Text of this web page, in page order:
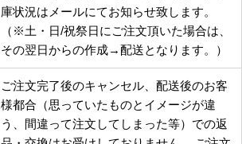
庫状況はメールにてお知らせ致します。
（※土・日/祝祭日にご注文頂いた場合は、
その翌日からの作成→配送となります。）
ご注文完了後のキャンセル、配送後のお客
様都合（思っていたものとイメージが違
う、間違って注文してしまった等）での返